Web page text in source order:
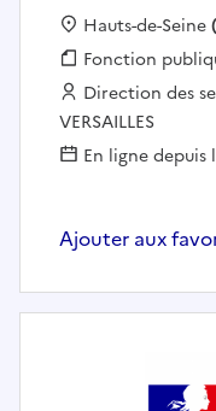
Localisation :
Hauts-de-Seine
Fonction
Fonction
Employeur :
Direction des
VERSAILLES
En ligne depuis
Ajouter aux